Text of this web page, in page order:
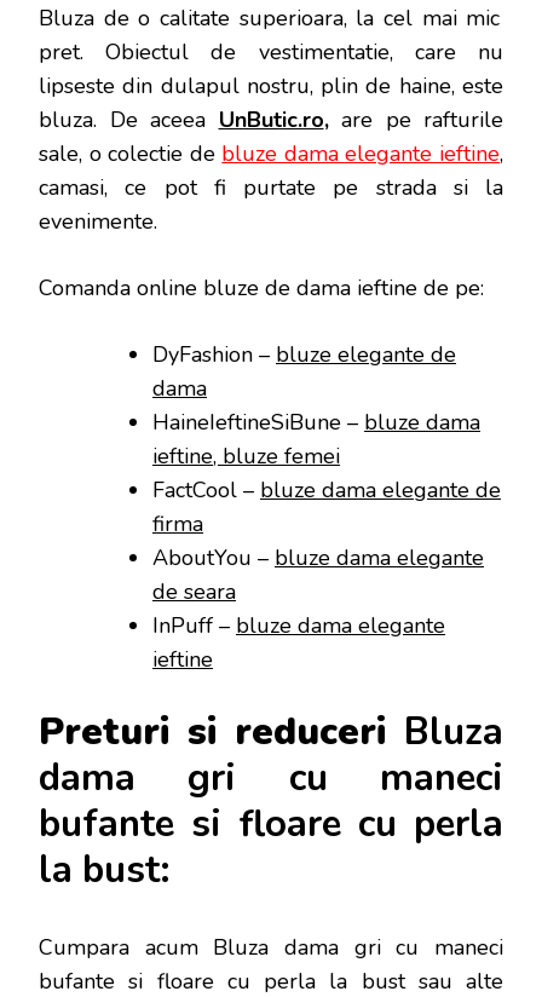
Bluza de o calitate superioara, la cel mai mic
pret.Obiectul de vestimentatie, care nu
lipseste din dulapul nostru, plin de haine, este
bluza. De aceea UnButic.ro, are pe rafturile
sale, o colectie de bluze dama elegante ieftine,
camasi, ce pot fi purtate pe strada si la
evenimente.
Comanda online bluze de dama ieftine de pe:
DyFashion – bluze elegante de
dama
HaineIeftineSiBune – bluze dama
ieftine, bluze femei
FactCool – bluze dama elegante de
firma
AboutYou – bluze dama elegante
de seara
InPuff – bluze dama elegante
ieftine
Preturi si reduceri Bluza
dama gri cu maneci
bufante si floare cu perla
la bust:
Cumpara acum Bluza dama gri cu maneci
bufante si floare cu perla la bust sau alte